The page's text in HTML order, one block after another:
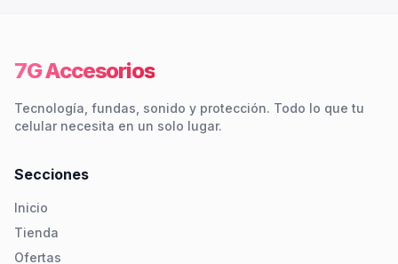
7G Accesorios
Tecnología, fundas, sonido y protección. Todo lo que tu
celular necesita en un solo lugar.
Secciones
Inicio
Tienda
Ofertas